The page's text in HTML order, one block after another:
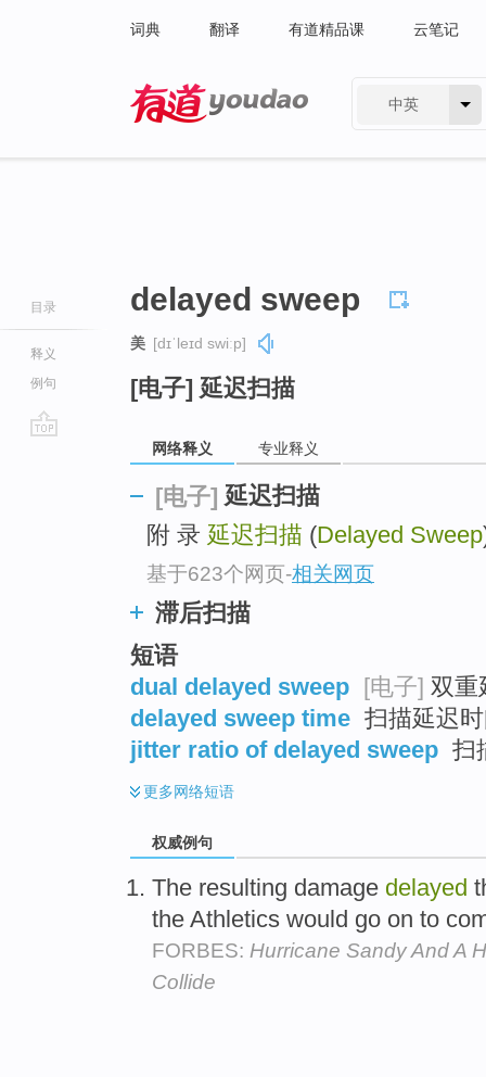
词典 翻译 有道精品课 云笔记
中英
目录
释义
例句
delayed sweep
美 [dɪˈleɪd swiːp]
[电子] 延迟扫描
网络释义 专业释义
[电子] 延迟扫描
附 录 延迟扫描 (Delayed Sweep
基于623个网页-相关网页
滞后扫描
短语
dual delayed sweep [电子] 双重
delayed sweep time 扫描延迟
jitter ratio of delayed sweep 扫
更多网络短语
权威例句
The resulting damage delayed
the Athletics would go on to
FORBES: Hurricane Sandy And A
Collide